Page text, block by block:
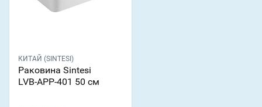
КИТАЙ (SINTESI)
Раковина Sintesi
LVB-APP-401 50 см